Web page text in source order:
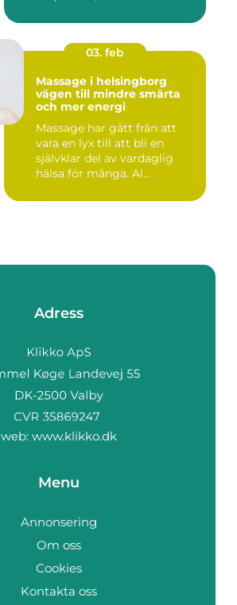
03. feb
Massage i helsingborg
vägen till mindre smärta
och mer energi
Massage har gått från att
vara en lyx till att bli en
självklar del av vardaglig
hälsa för många. Al...
Adress
web: www.klikko.dk
Menu
Annonsering
Om oss
Cookies
Kontakta oss